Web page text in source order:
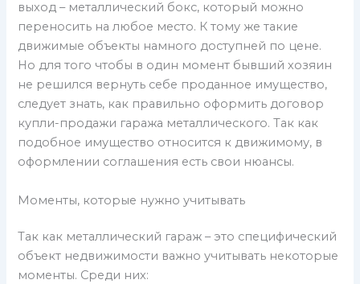
выход – металлический бокс, который можно
переносить на любое место. К тому же такие
движимые объекты намного доступней по цене.
Но для того чтобы в один момент бывший хозяин
не решился вернуть себе проданное имущество,
следует знать, как правильно оформить договор
купли-продажи гаража металлического. Так как
подобное имущество относится к движимому, в
оформлении соглашения есть свои нюансы.
Моменты, которые нужно учитывать
Так как металлический гараж – это специфический
объект недвижимости важно учитывать некоторые
моменты. Среди них: